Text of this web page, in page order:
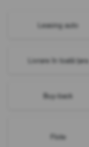
Leasing auto
Livrare în toată țara
Buy-back
Flote